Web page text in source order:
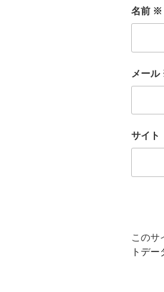
名前 ※
メール
サイト
このサ
トデ